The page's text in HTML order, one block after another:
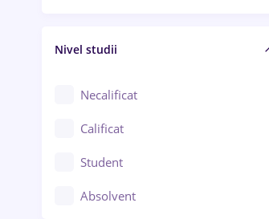
Cercetare - dezvoltare
Chimie / Biochimie
Confecții / Design vestimentar
Construcții / Instalații
Controlul calității
Nivel studii
Necalificat
Calificat
Student
Absolvent